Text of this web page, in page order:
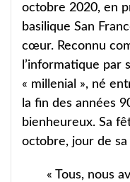
octobre 2020, en
basilique San
cœur. Reconnu
l’informatique par
« millenial », né
la fin des années
bienheureux. Sa
octobre, jour de sa
« Tous, nous